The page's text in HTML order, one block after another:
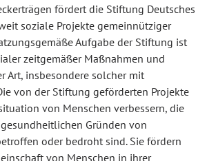
fördert die Stiftung Deutsches
soziale Projekte gemeinnütziger
Aufgabe der Stiftung ist
zeitgemäßer Maßnahmen und
Art, insbesondere solcher mit
von der Stiftung geförderten Projekte
von Menschen verbessern, die
Gründen von
oder bedroht sind. Sie fördern
von Menschen in ihrer